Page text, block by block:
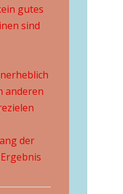
gutes
sind
anderen
der